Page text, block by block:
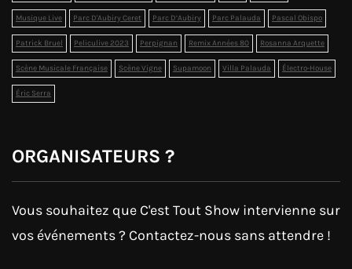
Musique Live Parc D'Aubiry Ceret Parc D’Aubiry Parc Palauda Pascal Obispo
Patrick Bruel Peliculive 2023 Perpignan Remix Années 80 Rosanna Arquette
Scène Musicale Française Scène Vigne Supamoon Villa Palauda Électro-House
Éric Serra
ORGANISATEURS ?
Vous souhaitez que C'est Tout Show intervienne sur
vos événements ? Contactez-nous sans attendre !